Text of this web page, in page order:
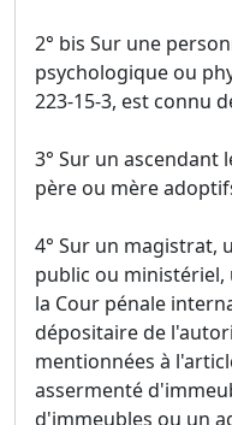
2° bis Sur une
psychologique ou
223-15-3, est connu
3° Sur un ascendant
père ou mère
4° Sur un magistrat,
public ou
la Cour pénale
dépositaire de
mentionnées à
assermenté
d'immeubles ou un